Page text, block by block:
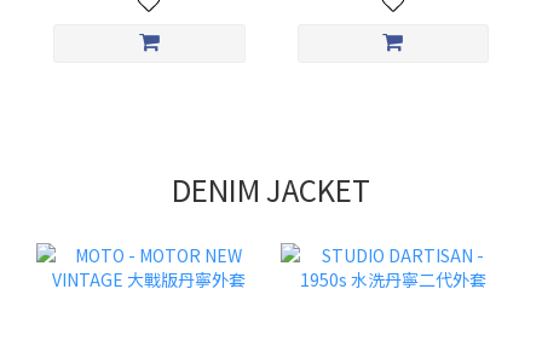
DENIM JACKET